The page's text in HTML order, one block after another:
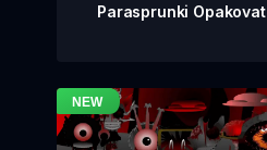
Parasprunki Opakovat